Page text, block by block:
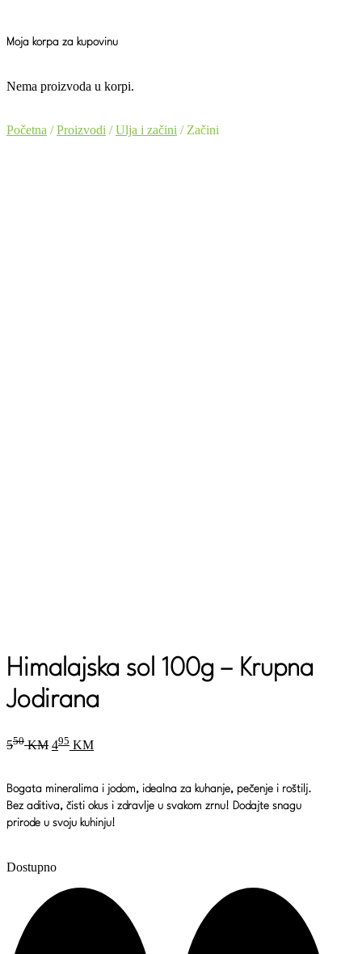
Moja korpa za kupovinu
Nema proizvoda u korpi.
Početna /Proizvodi /Ulja i začini / Začini
Himalajska sol 100g – Krupna
Jodirana
550 KM Original
price
550 KM.
495 KMCurrent
price
495 KM.
Bogata mineralima i jodom, idealna za kuhanje, pečenje i roštilj.
Bez aditiva, čisti okus i zdravlje u svakom zrnu! Dodajte snagu
prirode u svoju kuhinju!
Dostupno